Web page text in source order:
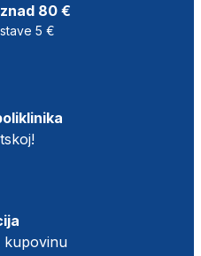
80 €
5 €
kupovinu